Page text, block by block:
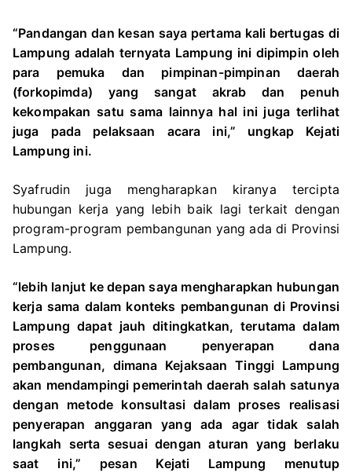
“Pandangan dan kesan saya pertama kali bertugas di
Lampung adalah ternyata Lampung ini dipimpin oleh
para pemuka dan pimpinan-pimpinan daerah
(forkopimda) yang sangat akrab dan penuh
kekompakan satu sama lainnya hal ini juga terlihat
juga pada pelaksaan acara ini,” ungkap Kejati
Lampung ini.
Syafrudin juga mengharapkan kiranya tercipta
hubungan kerja yang lebih baik lagi terkait dengan
program-program pembangunan yang ada di Provinsi
Lampung.
“lebih lanjut ke depan saya mengharapkan hubungan
kerja sama dalam konteks pembangunan di Provinsi
Lampung dapat jauh ditingkatkan, terutama dalam
proses penggunaan penyerapan dana
pembangunan, dimana Kejaksaan Tinggi Lampung
akan mendampingi pemerintah daerah salah satunya
dengan metode konsultasi dalam proses realisasi
penyerapan anggaran yang ada agar tidak salah
langkah serta sesuai dengan aturan yang berlaku
saat ini,” pesan Kejati Lampung menutup